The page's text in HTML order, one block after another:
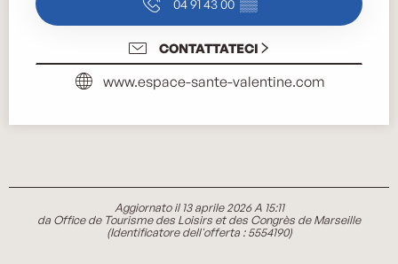
04 91 43 00 ▒▒
CONTATTATECI
www.espace-sante-valentine.com
Aggiornato il 13 aprile 2026 A 15:11
da Office de Tourisme des Loisirs et des Congrès de Marseille
(Identificatore dell'offerta :5554190)